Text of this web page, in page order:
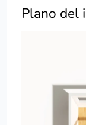
Plano del